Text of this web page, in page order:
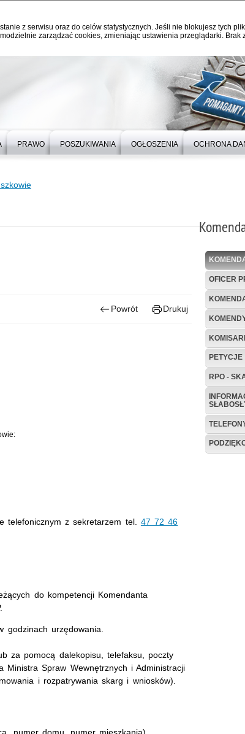
z serwisu oraz do celów statystycznych. Jeśli nie blokujesz tych
zarządzać cookies, zmieniając ustawienia przeglądarki. Brak
PRAWO POSZUKIWANIA OGŁOSZENIA OCHRONA
Powrót Drukuj
telefonicznym z sekretarzem tel. 47 72 46
do kompetencji Komendanta
godzinach urzędowania.
za pomocą dalekopisu, telefaksu, poczty
Spraw Wewnętrznych i Administracji
i rozpatrywania skarg i wniosków).
OFICER
PETYCJE
RPO -